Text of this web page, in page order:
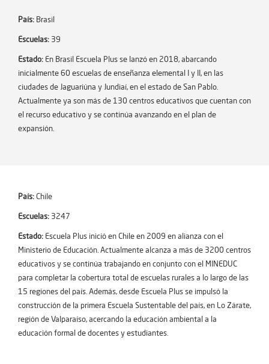
País: Brasil
Escuelas: 39
Estado: En Brasil Escuela Plus se lanzó en 2018, abarcando
inicialmente 60 escuelas de enseñanza elemental I y II, en las
ciudades de Jaguariúna y Jundiaí, en el estado de San Pablo.
Actualmente ya son más de 130 centros educativos que cuentan con
el recurso educativo y se continúa avanzando en el plan de
expansión.
País: Chile
Escuelas: 3247
Estado: Escuela Plus inició en Chile en 2009 en alianza con el
Ministerio de Educación. Actualmente alcanza a más de 3200 centros
educativos y se continúa trabajando en conjunto con el MINEDUC
para completar la cobertura total de escuelas rurales a lo largo de las
15 regiones del país. Además, desde Escuela Plus se impulsó la
construcción de la primera Escuela Sustentable del país, en Lo Zárate,
región de Valparaíso, acercando la educación ambiental a la
educación formal de docentes y estudiantes.